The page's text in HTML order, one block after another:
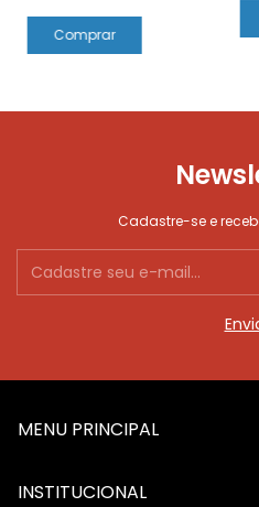
Comprar
Cadastre-se e
MENU PRINCIPAL
INSTITUCIONAL